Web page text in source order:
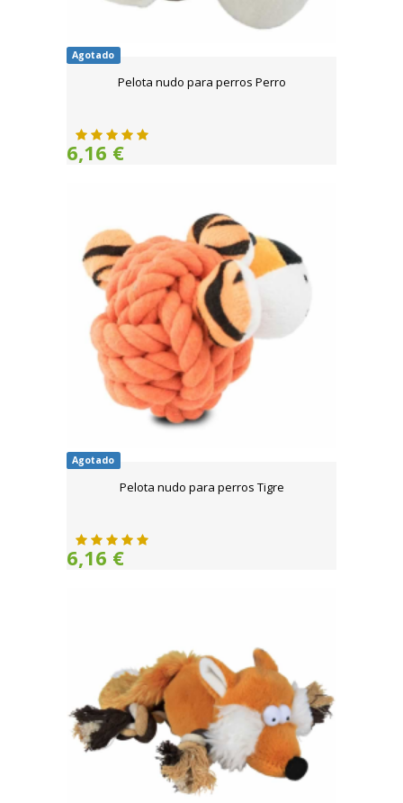
Agotado
Pelota nudo para perros Perro
6,16 €
Agotado
Pelota nudo para perros Tigre
6,16 €